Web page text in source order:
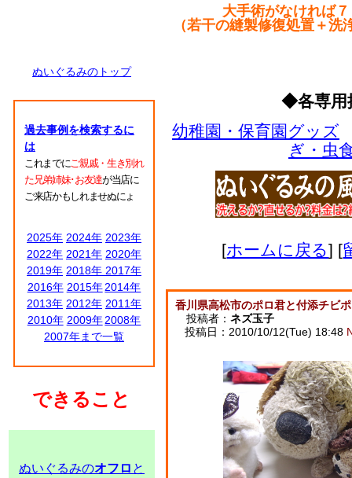
大手術がなければ
（若干の縫製修復処置＋
ぬいぐるみのトップ
過去事例を検索するに
は
これまでにご親戚・生き別れ
た兄弟姉妹･お友達が当店に
ご来店かもしれませぬにょ
2025年 2024年 2023年
2022年 2021年 2020年
2019年 2018年 2017年
2016年 2015年 2014年
2013年 2012年 2011年
2010年 2009年 2008年
2007年まで一覧
できること
ぬいぐるみのオフロ と
◆各専用
幼稚園・保育園グッズ
ぎ・虫
[ホームに戻る] [
香川県高松市のポロ君と付添チビ
投稿者： ネズ玉子
投稿日：2010/10/12(Tue) 18:48